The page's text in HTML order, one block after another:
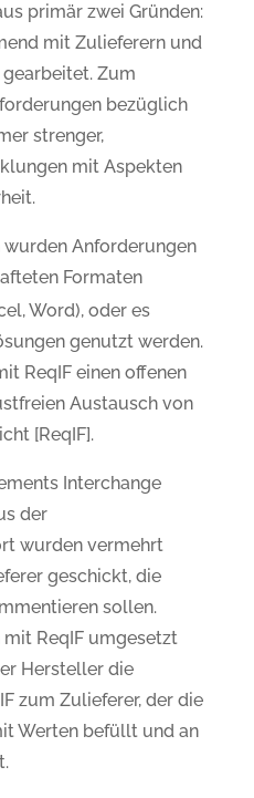
primär zwei Gründen:
mit Zulieferern und
Zum
bezüglich
strenger,
mit Aspekten
wurden Anforderungen
Formaten
Word), oder es
genutzt werden.
ReqIF einen offenen
Austausch von
[ReqIF].
Interchange
der
wurden vermehrt
geschickt, die
sollen.
mit ReqIF umgesetzt
Hersteller die
zum Zulieferer, der die
Werten befüllt und an